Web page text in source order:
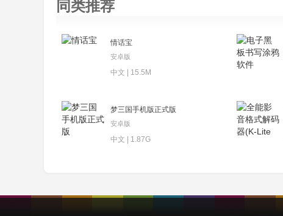
来启动游戏即可，我们点击载入游戏；5、等待片刻
1、新手教程可以玩通先。
<26> 把称霸模式练练其次，进游戏，第一肯定
<27> 大(大)城(城)市(市)就(就)一(一)个(个)造(
有(有)位(位)置(置)就(就)造(造)大(大)市(市)场(场)
防(防)守(守)不(不)怎(怎)么(么)需(需)要(要)粮(粮)
<30> 有了武器和兵就可以出去打了。3、根据
同类推荐
情话宝
安卓版
中文 | 15.5M
梦三国手机版正式版
安卓版
中文 | 1.87G